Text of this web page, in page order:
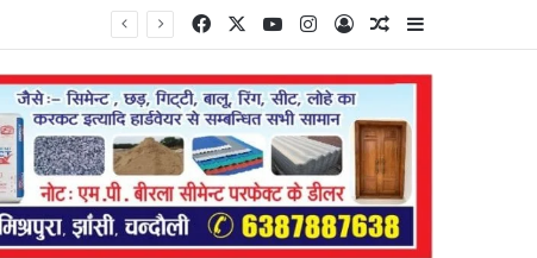
FacebookYouTubeInstagram
Log InRandom Article
Sidebar